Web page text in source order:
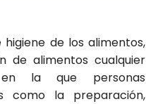
de los alimentos,
de alimentos cualquier
en la que personas
como la preparación,